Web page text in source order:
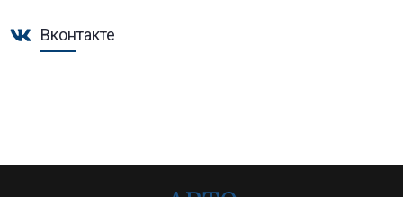
Вконтакте